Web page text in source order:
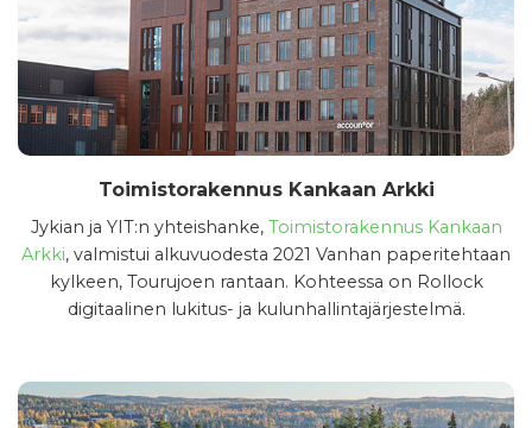
Toimistorakennus Kankaan Arkki
Jykian ja YIT:n yhteishanke, Toimistorakennus Kankaan
Arkki, valmistui alkuvuodesta 2021 Vanhan paperitehtaan
kylkeen, Tourujoen rantaan. Kohteessa on Rollock
digitaalinen lukitus- ja kulunhallintajärjestelmä.